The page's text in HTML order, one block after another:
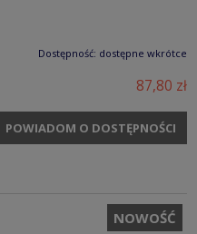
Dostępność: dostępne wkrótce
87,80 zł
POWIADOM O DOSTĘPNOŚCI
NOWOŚĆ